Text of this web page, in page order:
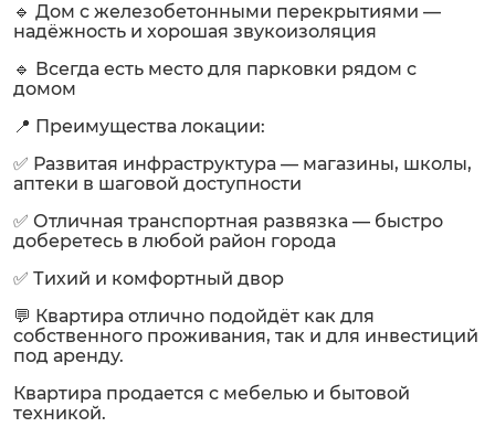
🔹 Дом с железобетонными перекрытиями —
надёжность и хорошая звукоизоляция
🔹 Всегда есть место для парковки рядом с
домом
📍 Преимущества локации:
✅ Развитая инфраструктура — магазины, школы,
аптеки в шаговой доступности
✅ Отличная транспортная развязка — быстро
доберетесь в любой район города
✅ Тихий и комфортный двор
💬 Квартира отлично подойдёт как для
собственного проживания, так и для инвестиций
под аренду.
Квартира продается с мебелью и бытовой
техникой.